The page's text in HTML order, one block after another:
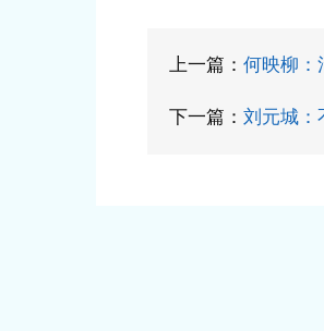
上一篇： 何映柳：
下一篇： 刘元城：